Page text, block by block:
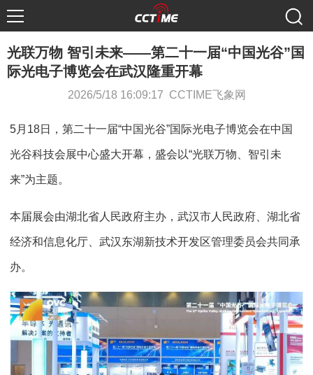
光联万物 智引未来——第二十一届“中国光谷”国
际光电子博览会在武汉隆重开幕
2026/5/18 16:09:17 CCTIME飞象网
5月18日，第二十一届“中国光谷”国际光电子博览会在中国
光谷科技会展中心盛大开幕，盛会以“光联万物、智引未
来”为主题。
本届展会由湖北省人民政府主办，武汉市人民政府、湖北省
经济和信息化厅、武汉东湖新技术开发区管理委员会共同承
办。